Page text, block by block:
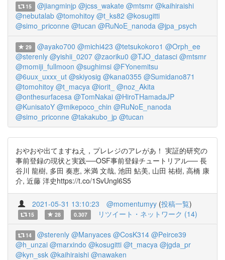
15 @jiangminjp @jcss_wakate @mtsmr @kaihiraishi
@nebutalab @tomohitoy @t_ks82 @kosugitti
@simo_priconne @tucan @RuNoE_nanoda @jpa_psych
29 @ayako700 @michi423 @tetsukokoro1 @Orph_ee
@sterenly @yishii_0207 @zaoriku0 @TJO_datasci @mtsmr
@momiji_fullmoon @sughimsi @FYonemitsu
@6uux_uxxx_ut @skiyosig @kana0355 @Sumidano871
@tomohitoy @t_macya @iorit_ @noz_Akita
@onthesurfacesa @TomNakai @HiroTHamadaJP
@KunisatoY @mikepoco_chin @RuNoE_nanoda
@simo_priconne @takakubo_jp @tucan
おやおや出てますねえ，プレレジのアレがあ！ 実証的研究の
事前登録の現状と実践──OSF事前登録チュートリアル── 長
谷川 龍樹, 多田 奏恵, 米満 文哉, 池田 鮎美, 山田 祐樹, 高橋 康
介, 近藤 洋史https://t.co/1SvUngl6S5
2021-05-31 13:10:23 @momentumyy (投稿一覧)
15 28 0.307 リツイート・ネットワーク (14)
14 @sterenly @Manyaces @CosK314 @Peirce39
@h_unzai @marxindo @kosugitti @t_macya @jgda_pr
@kyn_ssk @kaihiraishi @nawaken